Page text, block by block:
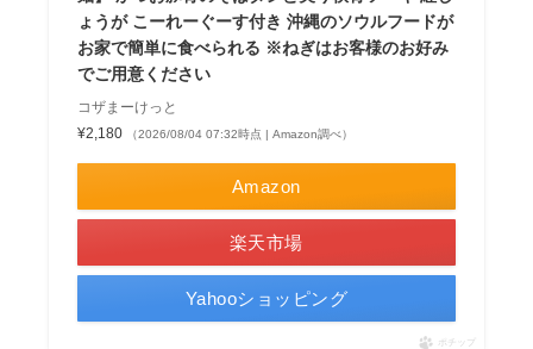
ょうが こーれーぐーす付き 沖縄のソウルフードが
お家で簡単に食べられる ※ねぎはお客様のお好み
でご用意ください
コザまーけっと
¥2,180
（2026/08/04 07:32時点 | Amazon調べ）
Amazon
楽天市場
Yahooショッピング
ポチップ